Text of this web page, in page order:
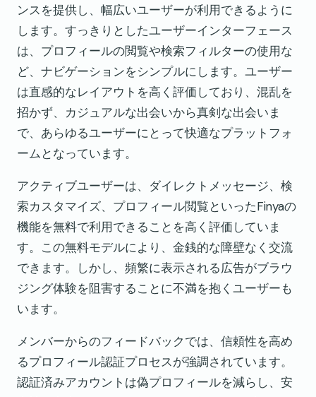
ンスを提供し、幅広いユーザーが利用できるように
します。すっきりとしたユーザーインターフェース
は、プロフィールの閲覧や検索フィルターの使用な
ど、ナビゲーションをシンプルにします。ユーザー
は直感的なレイアウトを高く評価しており、混乱を
招かず、カジュアルな出会いから真剣な出会いま
で、あらゆるユーザーにとって快適なプラットフォ
ームとなっています。
アクティブユーザーは、ダイレクトメッセージ、検
索カスタマイズ、プロフィール閲覧といったFinyaの
機能を無料で利用できることを高く評価していま
す。この無料モデルにより、金銭的な障壁なく交流
できます。しかし、頻繁に表示される広告がブラウ
ジング体験を阻害することに不満を抱くユーザーも
います。
メンバーからのフィードバックでは、信頼性を高め
るプロフィール認証プロセスが強調されています。
認証済みアカウントは偽プロフィールを減らし、安